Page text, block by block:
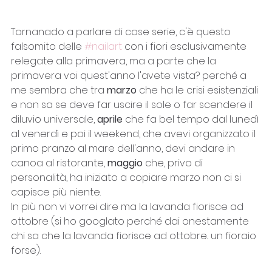
Tornanado a parlare di cose serie, c'è questo
falsomito delle #nailart con i fiori esclusivamente
relegate alla primavera, ma a parte che la
primavera voi quest'anno l'avete vista? perché a
me sembra che tra marzo che ha le crisi esistenziali
e non sa se deve far uscire il sole o far scendere il
diluvio universale, aprile che fa bel tempo dal lunedì
al venerdì e poi il weekend, che avevi organizzato il
primo pranzo al mare dell'anno, devi andare in
canoa al ristorante, maggio che, privo di
personalità, ha iniziato a copiare marzo non ci si
capisce più niente.
In più non vi vorrei dire ma la lavanda fiorisce ad
ottobre (si ho googlato perché dai onestamente
chi sa che la lavanda fiorisce ad ottobre.. un fioraio
forse).